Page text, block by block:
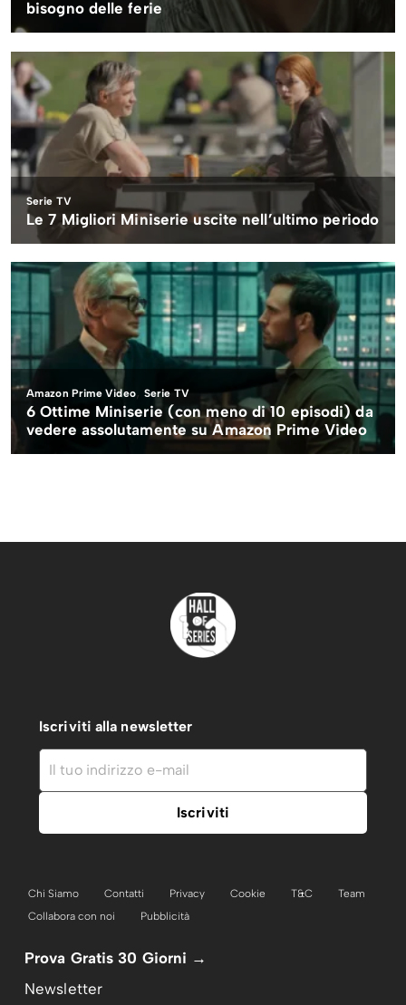
Iscriviti alla newsletter
Chi Siamo Contatti Privacy Cookie T&C
Team
Collabora con noi
Pubblicità
Prova Gratis 30 Giorni →
Newsletter